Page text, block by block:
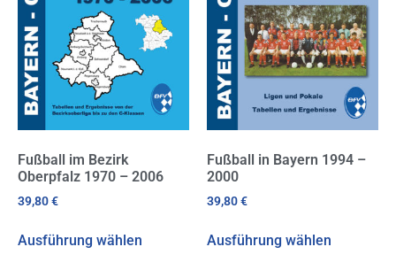
Fußball im Bezirk
Oberpfalz 1970 – 2006
39,80€
Ausführung wählen
Fußball in Bayern 1994 –
2000
39,80€
Ausführung wählen